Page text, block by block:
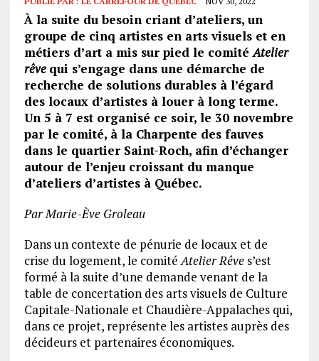
À la suite du besoin criant d’ateliers, un
groupe de cinq artistes en arts visuels et en
métiers d’art a mis sur pied le comitéAtelier
rêve qui s’engage dans une démarche de
recherche de solutions durables à l’égard
des locaux d’artistes à louer à long terme.
Un 5 à 7 est organisé ce soir, le 30 novembre
par le comité, à la Charpente des fauves
dans le quartier Saint-Roch, afin d’échanger
autour de l’enjeu croissant du manque
d’ateliers d’artistes à Québec.
Par Marie-Ève Groleau
Dans un contexte de pénurie de locaux et de
crise du logement, le comitéAtelier Rêves’est
formé à la suite d’une demande venant de la
table de concertation des arts visuels de Culture
Capitale-Nationale et Chaudière-Appalaches qui,
dans ce projet, représente les artistes auprès des
décideurs et partenaires économiques.